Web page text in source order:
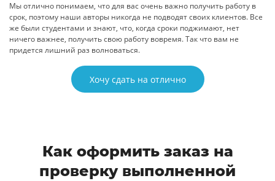
Мы отлично понимаем, что для вас очень важно получить работу в
срок, поэтому наши авторы никогда не подводят своих клиентов. Все
же были студентами и знают, что, когда сроки поджимают, нет
ничего важнее, получить свою работу вовремя. Так что вам не
придется лишний раз волноваться.
Хочу сдать на отлично
Как оформить заказ на
проверку выполненной